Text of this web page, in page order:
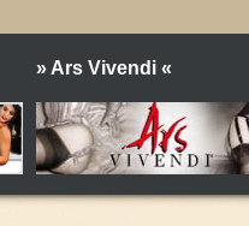
» Ars Vivendi «